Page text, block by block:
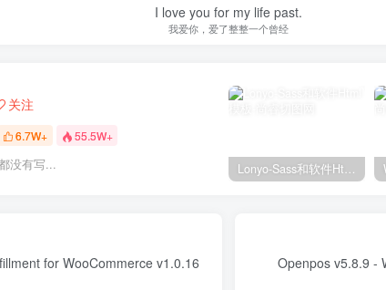
I love you for my life past.
我爱你，爱了整整一个曾经
关注
6.7W+ 55.5W+
没有写... Lonyo-Sass和软件Html模板
for WooCommerce v1.0.16
Openpos v5.8.9 -